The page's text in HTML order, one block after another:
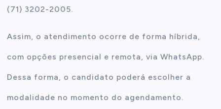
(71) 3202-2005.
Assim, o atendimento ocorre de forma híbrida,
com opções presencial e remota, via WhatsApp.
Dessa forma, o candidato poderá escolher a
modalidade no momento do agendamento.